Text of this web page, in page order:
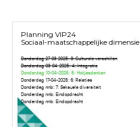
Planning VIP24
Sociaal-maatschappelijke dimensie
Donderdag 27-03-2025: 3: Culturele verschillen
Donderdag 03-04-2025: 4: Integratie
Donderdag 10-04-2025: 5: Hokjesdenken
Donderdag 17-04-2025: 6: Relaties
Donderdag nnb: 7: Seksuele diversiteit
Donderdag nnb: Eindopdracht
Donderdag nnb: Eindopdracht